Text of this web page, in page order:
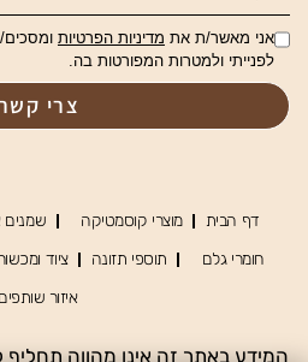
אני מאשר/ת את מדיניות הפרטיות
לפנייתי ולמטרות המפורטות בה.
צרי
דף הבית מוצרי קוסמטיקה שמנים
חומרי גלם
תוספי תזונה ציוד ומכשור
איזור שותפים
המידע באתר זה אינו מהווה תחליף